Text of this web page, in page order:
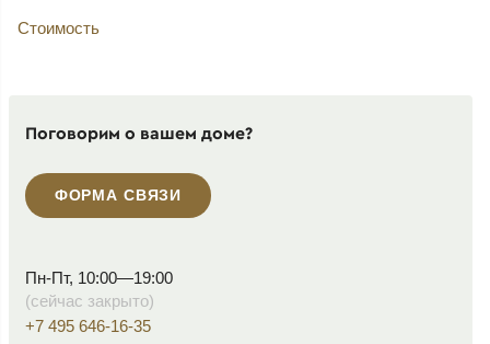
Стоимость
Поговорим о вашем доме?
ФОРМА СВЯЗИ
Пн-Пт, 10:00—19:00
(сейчас закрыто)
+7 495 646-16-35